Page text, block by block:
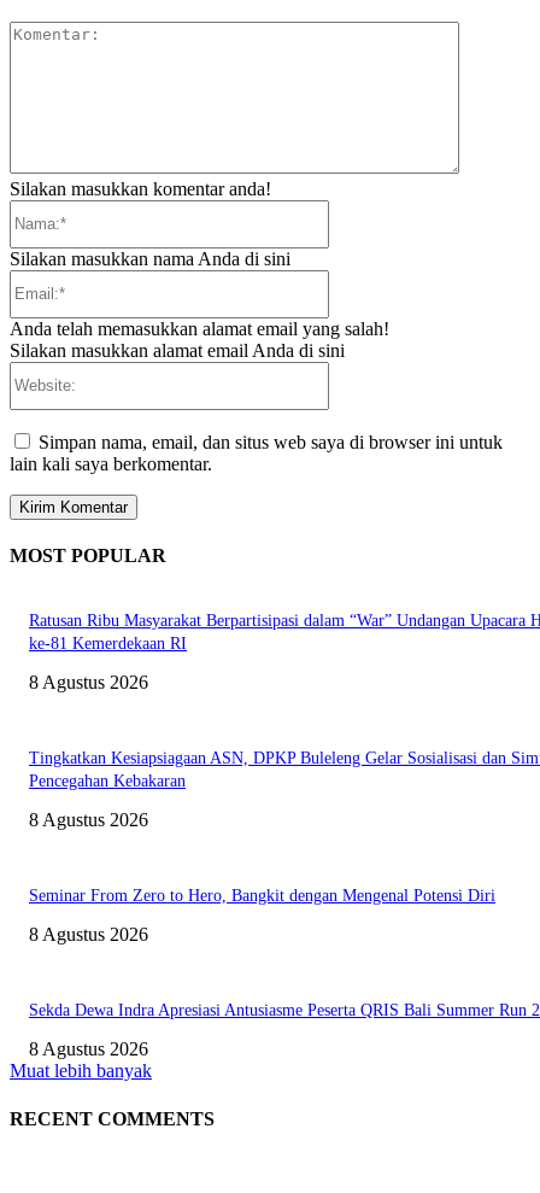
Silakan masukkan komentar anda!
Silakan masukkan nama Anda di sini
Anda telah memasukkan alamat email yang salah!
Silakan masukkan alamat email Anda di sini
Simpan nama, email, dan situs web saya di browser ini untuk
lain kali saya berkomentar.
MOST POPULAR
Ratusan Ribu Masyarakat Berpartisipasi dalam “War” Undangan Upacara
ke-81 Kemerdekaan RI
8 Agustus 2026
Tingkatkan Kesiapsiagaan ASN, DPKP Buleleng Gelar Sosialisasi dan
Pencegahan Kebakaran
8 Agustus 2026
Seminar From Zero to Hero, Bangkit dengan Mengenal Potensi Diri
8 Agustus 2026
Sekda Dewa Indra Apresiasi Antusiasme Peserta QRIS Bali Summer Run
8 Agustus 2026
Muat lebih banyak
RECENT COMMENTS